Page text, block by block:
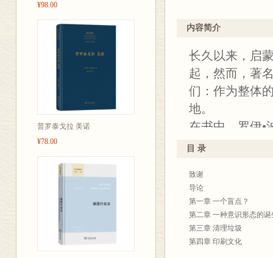
¥98.00
普罗泰戈拉 美诺
¥78.00
内容简介
长久以来，启
起，然而，著
们：作为整体
地。
在书中，罗伊
过考察那时的
巡礼，展现了
急速发展，并
该书凭借新颖
动中长期被忽
目 录
致谢
导论
第一章 一个盲点？
第二章 一种意识形态的诞
第三章 清理垃圾
第四章 印刷文化